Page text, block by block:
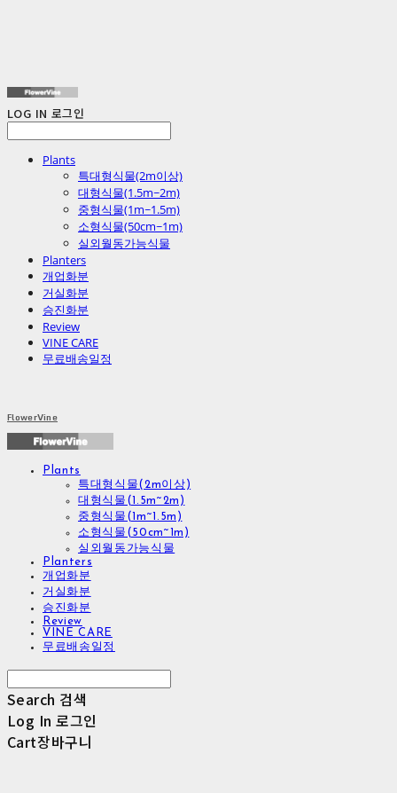
LOG IN 로그인
Plants
특대형식물(2m이상)
대형식물(1.5m~2m)
중형식물(1m~1.5m)
소형식물(50cm~1m)
실외월동가능식물
Planters
개업화분
거실화분
승진화분
Review
VINE CARE
무료배송일정
FlowerVine
Plants
특대형식물(2m이상)
대형식물(1.5m~2m)
중형식물(1m~1.5m)
소형식물(50cm~1m)
실외월동가능식물
Planters
개업화분
거실화분
승진화분
Review
VINE CARE
무료배송일정
Search 검색
Log In 로그인
Cart장바구니